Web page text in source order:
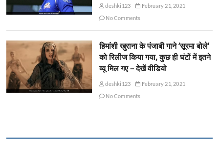
deshki123
February 21, 2021
No Comments
हिमांशी खुराना के पंजाबी गाने ‘सूरमा बोले’
को रिलीज किया गया, कुछ ही घंटों में इतने
व्यू मिल गए – देखें वीडियो
deshki123
February 21, 2021
No Comments